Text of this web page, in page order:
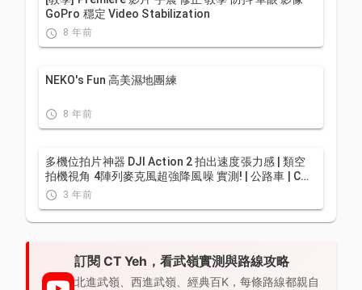
GoPro 穩定 Video Stabilization
8 年前
NEKO's Fun 高美濕地團練
8 年前
多機位拍片神器 DJI Action 2 拍出速度張力感 | 類空
拍機視角 4陣列麥克風超強降風噪 實測! | 公路車 | CT
Yeh3 年前
訂閱 CT Yeh，看武嶺實測與路線攻略
北進武嶺、西進武嶺、經典百K，每條路線都親自